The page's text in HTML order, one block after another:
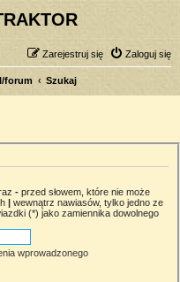
Zaloguj się
Zarejestruj się
forum Szukaj
- przed słowem, które nie może
| wewnątrz nawiasów, tylko jedno ze
(*) jako zamiennika dowolnego
wprowadzonego